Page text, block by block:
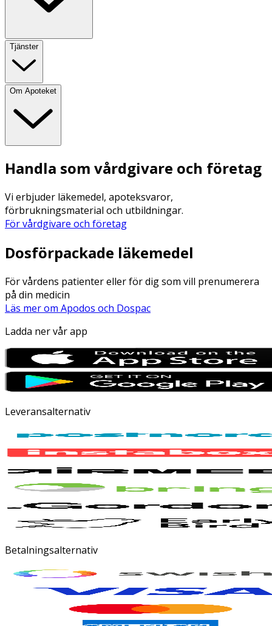
Tjänster
Om Apoteket
Handla som vårdgivare och företag
Vi erbjuder läkemedel, apoteksvaror,
förbrukningsmaterial och utbildningar.
För vårdgivare och företag
Dosförpackade läkemedel
För vårdens patienter eller för dig som vill prenumerera
på din medicin
Läs mer om Apodos och Dospac
Ladda ner vår app
Leveransalternativ
Betalningsalternativ